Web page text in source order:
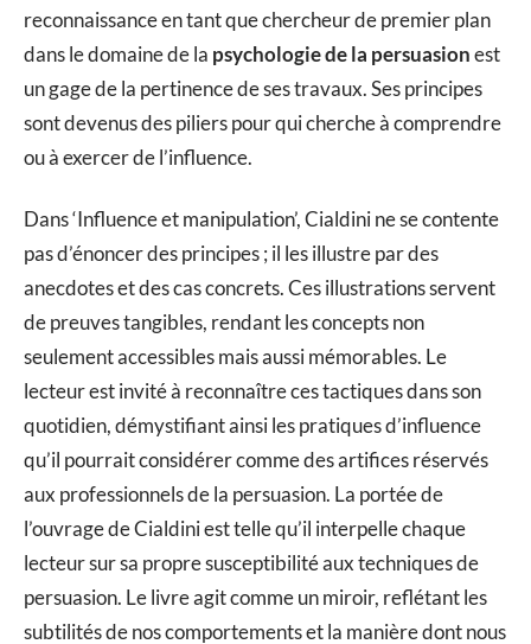
reconnaissance en tant que chercheur de premier plan
dans le domaine de la psychologie de la persuasionest
un gage de la pertinence de ses travaux. Ses principes
sont devenus des piliers pour qui cherche à comprendre
ou à exercer de l’influence.
Dans ‘Influence et manipulation’, Cialdini ne se contente
pas d’énoncer des principes ; il les illustre par des
anecdotes et des cas concrets. Ces illustrations servent
de preuves tangibles, rendant les concepts non
seulement accessibles mais aussi mémorables. Le
lecteur est invité à reconnaître ces tactiques dans son
quotidien, démystifiant ainsi les pratiques d’influence
qu’il pourrait considérer comme des artifices réservés
aux professionnels de la persuasion. La portée de
l’ouvrage de Cialdini est telle qu’il interpelle chaque
lecteur sur sa propre susceptibilité aux techniques de
persuasion. Le livre agit comme un miroir, reflétant les
subtilités de nos comportements et la manière dont nous